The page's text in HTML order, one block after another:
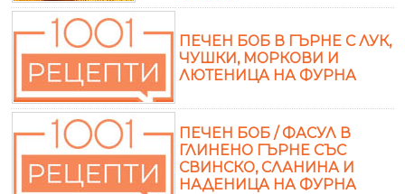
ПЕЧЕН БОБ В ГЪРНЕ С ЛУК,
ЧУШКИ, МОРКОВИ И
ЛЮТЕНИЦА НА ФУРНА
ПЕЧЕН БОБ / ФАСУЛ В
ГЛИНЕНО ГЪРНЕ СЪС
СВИНСКО, СЛАНИНА И
НАДЕНИЦА НА ФУРНА